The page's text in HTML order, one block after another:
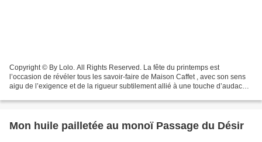
Copyright © By Lolo. All Rights Reserved. La fête du printemps est
l’occasion de révéler tous les savoir-faire de Maison Caffet , avec son sens
aigu de l’exigence et de la rigueur subtilement allié à une touche d’audace
Mon huile pailletée au monoï Passage du Désir